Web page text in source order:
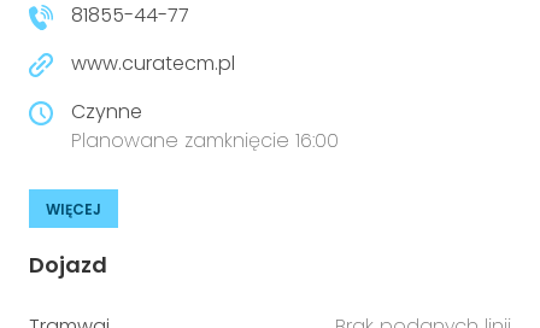
81855-44-77
www.curatecm.pl
Czynne
Planowane zamknięcie 16:00
WIĘCEJ
Dojazd